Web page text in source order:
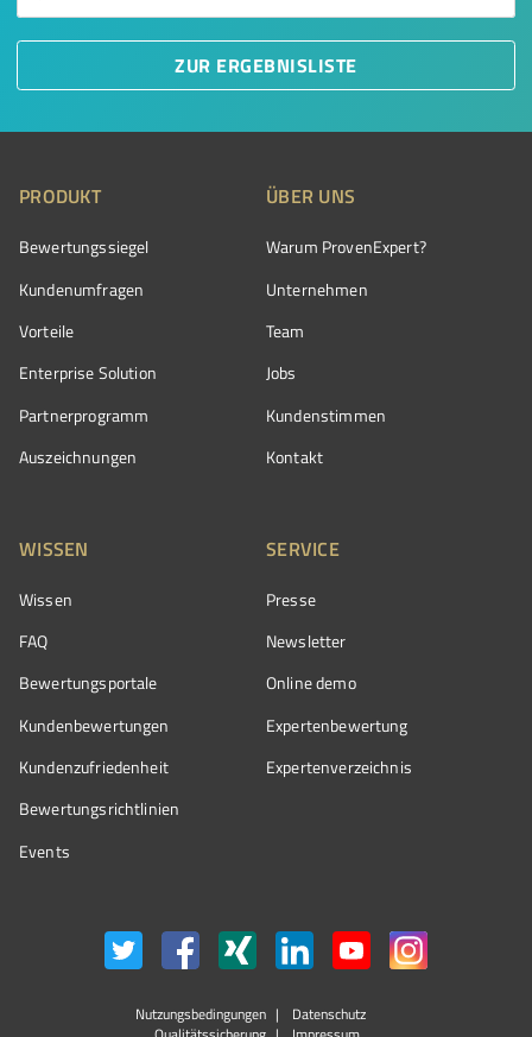
ZUR ERGEBNISLISTE
PRODUKT
Bewertungssiegel
Kundenumfragen
Vorteile
Enterprise Solution
Partnerprogramm
Auszeichnungen
ÜBER UNS
Warum ProvenExpert?
Unternehmen
Team
Jobs
Kundenstimmen
Kontakt
WISSEN
Wissen
FAQ
Bewertungsportale
Kundenbewertungen
Kundenzufriedenheit
Bewertungs­richtlinien
Events
SERVICE
Presse
Newsletter
Online demo
Expertenbewertung
Expertenverzeichnis
Nutzungsbedingungen
Datenschutz